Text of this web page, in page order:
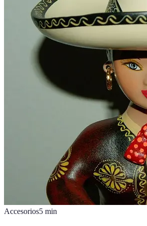
Accesorios5 min